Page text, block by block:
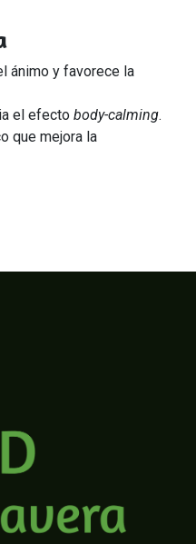
ánimo y favorece la
el efecto body-calming.
que mejora la